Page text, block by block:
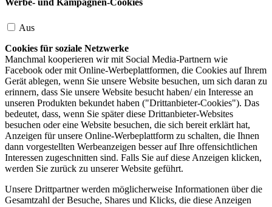
Werbe- und Kampagnen-Cookies
Aus
Cookies für soziale Netzwerke
Manchmal kooperieren wir mit Social Media-Partnern wie
Facebook oder mit Online-Werbeplattformen, die Cookies auf Ihrem
Gerät ablegen, wenn Sie unsere Website besuchen, um sich daran zu
erinnern, dass Sie unsere Website besucht haben/ ein Interesse an
unseren Produkten bekundet haben ("Drittanbieter-Cookies"). Das
bedeutet, dass, wenn Sie später diese Drittanbieter-Websites
besuchen oder eine Website besuchen, die sich bereit erklärt hat,
Anzeigen für unsere Online-Werbeplattform zu schalten, die Ihnen
dann vorgestellten Werbeanzeigen besser auf Ihre offensichtlichen
Interessen zugeschnitten sind. Falls Sie auf diese Anzeigen klicken,
werden Sie zurück zu unserer Website geführt.
Unsere Drittpartner werden möglicherweise Informationen über die
Gesamtzahl der Besuche, Shares und Klicks, die diese Anzeigen